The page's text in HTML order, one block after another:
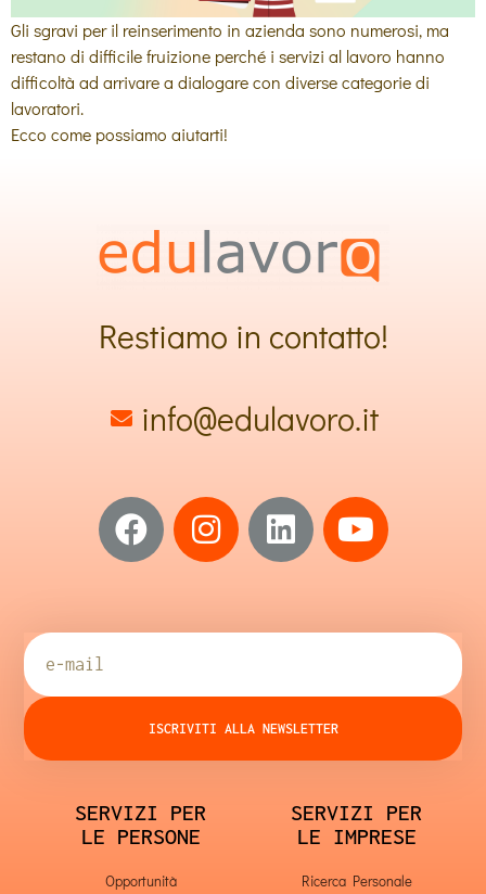
Gli sgravi per il reinserimento in azienda sono numerosi, ma
restano di difficile fruizione perché i servizi al lavoro hanno
difficoltà ad arrivare a dialogare con diverse categorie di
lavoratori.
Ecco come possiamo aiutarti!
Restiamo in contatto!
info@edulavoro.it
ISCRIVITI ALLA NEWSLETTER
SERVIZI PER
LE PERSONE
Opportunità
SERVIZI PER
LE IMPRESE
Ricerca Personale